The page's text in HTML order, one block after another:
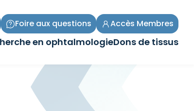
Foire aux questions Accès Membres
en ophtalmologie
Fermer
Dons de tissus
Ouvrir/Fermer